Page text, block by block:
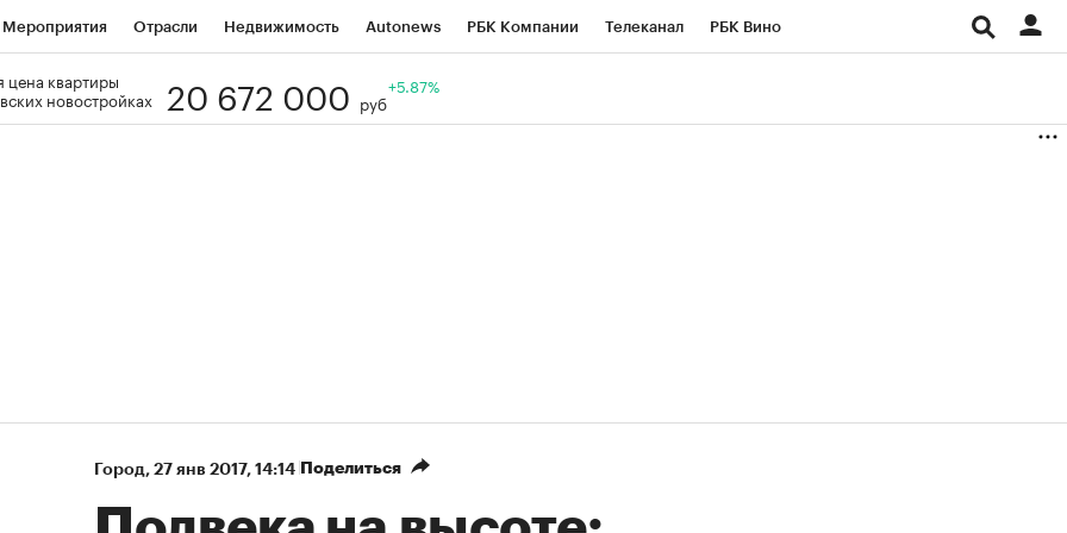
Мероприятия Отрасли Недвижимость Autonews РБК Компании Телеканал РБК Вино
Визионеры
цена квартиры
новостройках
20 672 000 руб
+5.87%
Город⁠, 27 янв 2017, 14:14 Поделиться